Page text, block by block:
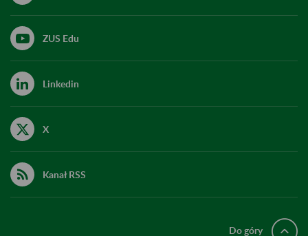
ZUS Edu
Linkedin
X
Kanał RSS
Do góry